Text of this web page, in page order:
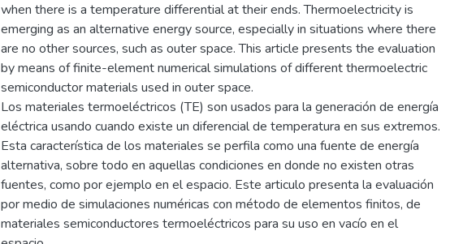
when there is a temperature differential at their ends. Thermoelectricity is
emerging as an alternative energy source, especially in situations where there
are no other sources, such as outer space. This article presents the evaluation
by means of finite-element numerical simulations of different thermoelectric
semiconductor materials used in outer space.
Los materiales termoeléctricos (TE) son usados para la generación de energía
eléctrica usando cuando existe un diferencial de temperatura en sus extremos.
Esta característica de los materiales se perfila como una fuente de energía
alternativa, sobre todo en aquellas condiciones en donde no existen otras
fuentes, como por ejemplo en el espacio. Este articulo presenta la evaluación
por medio de simulaciones numéricas con método de elementos finitos, de
materiales semiconductores termoeléctricos para su uso en vacío en el